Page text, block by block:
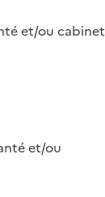
et/ou cabinet
et/ou